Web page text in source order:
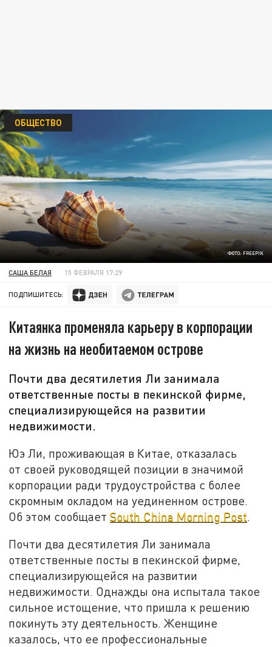
ФОТО: FREEPIK
ОБЩЕСТВО
САША БЕЛАЯ 15 ФЕВРАЛЯ 17:29
ПОДПИШИТЕСЬ:
Китаянка променяла карьеру в корпорации
на жизнь на необитаемом острове
Почти два десятилетия Ли занимала
ответственные посты в пекинской фирме,
специализирующейся на развитии
недвижимости.
Юэ Ли, проживающая в Китае, отказалась
от своей руководящей позиции в значимой
корпорации ради трудоустройства с более
скромным окладом на уединенном острове.
Об этом сообщаетSouth China Morning Post.
Почти два десятилетия Ли занимала
ответственные посты в пекинской фирме,
специализирующейся на развитии
недвижимости. Однажды она испытала такое
сильное истощение, что пришла к решению
покинуть эту деятельность. Женщине
казалось, что ее профессиональные